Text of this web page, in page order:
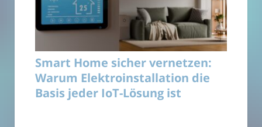
Smart Home sicher vernetzen:
Warum Elektroinstallation die
Basis jeder IoT-Lösung ist